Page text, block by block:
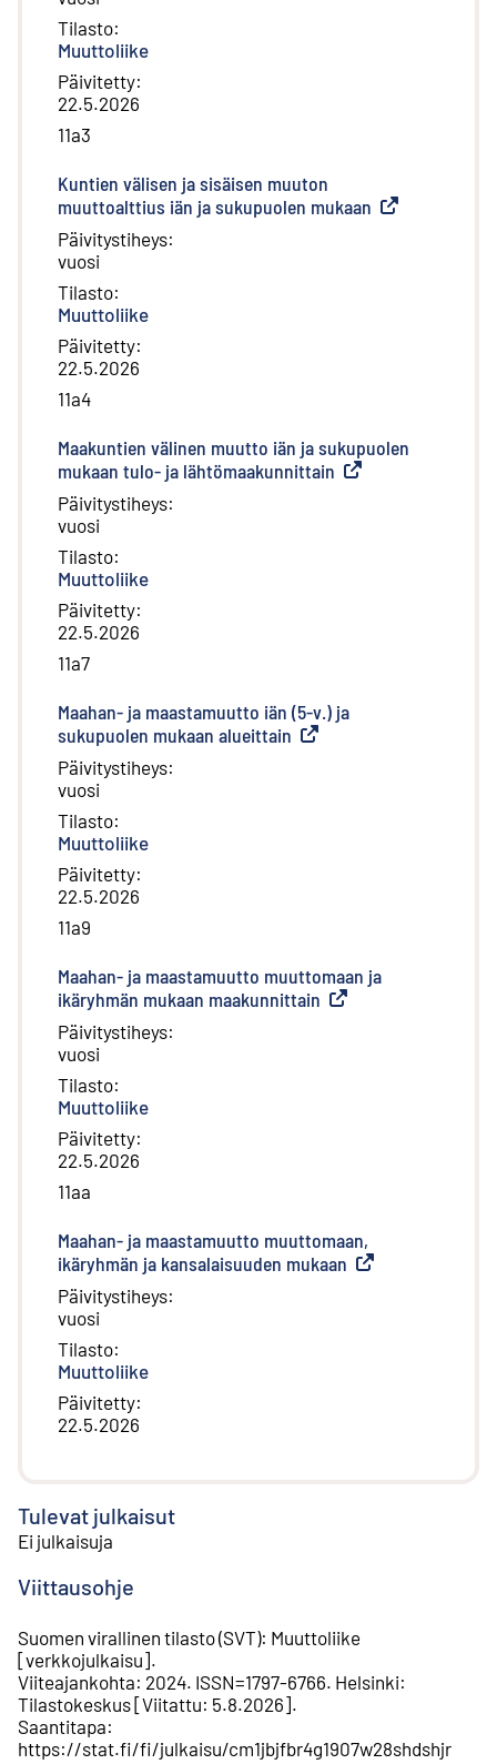
Tilasto:
Muuttoliike
Päivitetty:
22.5.2026
11a3
Kuntien välisen ja sisäisen muuton
muuttoalttius iän ja sukupuolen mukaan Ulkoinen linkki
Päivitystiheys:
vuosi
Tilasto:
Muuttoliike
Päivitetty:
22.5.2026
11a4
Maakuntien välinen muutto iän ja sukupuolen
mukaan tulo- ja lähtömaakunnittain Ulkoinen linkki
Päivitystiheys:
vuosi
Tilasto:
Muuttoliike
Päivitetty:
22.5.2026
11a7
Maahan- ja maastamuutto iän (5-v.) ja
sukupuolen mukaan alueittain Ulkoinen linkki
Päivitystiheys:
vuosi
Tilasto:
Muuttoliike
Päivitetty:
22.5.2026
11a9
Maahan- ja maastamuutto muuttomaan ja
ikäryhmän mukaan maakunnittain Ulkoinen linkki
Päivitystiheys:
vuosi
Tilasto:
Muuttoliike
Päivitetty:
22.5.2026
11aa
Maahan- ja maastamuutto muuttomaan,
ikäryhmän ja kansalaisuuden mukaan Ulkoinen linkki
Päivitystiheys:
vuosi
Tilasto:
Muuttoliike
Päivitetty:
22.5.2026
Tulevat julkaisut
Ei julkaisuja
Viittausohje
Suomen virallinen tilasto (SVT): Muuttoliike
[verkkojulkaisu].
Viiteajankohta: 2024. ISSN=1797-6766. Helsinki:
Tilastokeskus[Viitattu: 5.8.2026].
Saantitapa:
https://stat.fi/fi/julkaisu/cm1jbjfbr4g1907w28shdshjr